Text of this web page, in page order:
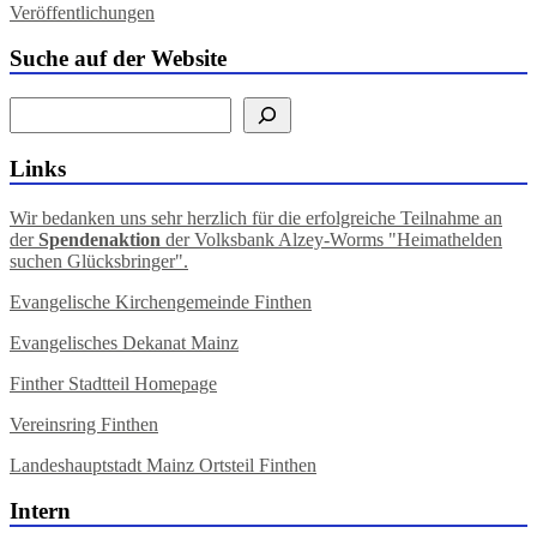
Veröffentlichungen
Suche auf der Website
Links
Wir bedanken uns sehr herzlich für die erfolgreiche Teilnahme an
derSpendenaktion der Volksbank Alzey-Worms "Heimathelden
suchen Glücksbringer".
Evangelische Kirchengemeinde Finthen
Evangelisches Dekanat Mainz
Finther Stadtteil Homepage
Vereinsring Finthen
Landeshauptstadt Mainz Ortsteil Finthen
Intern